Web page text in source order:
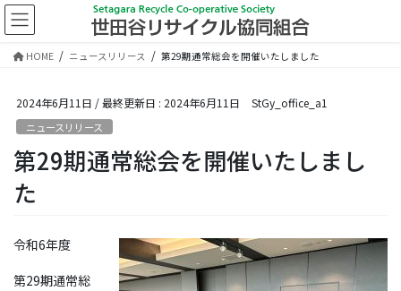
コ
ン
ナ
ビ
HOME ニュースリリース 第29期通常総会を開催いたしました
2024年6月11日 / 最終更新日 : 2024年6月11日 StGy_office_a1
ニュースリリース
第29期通常総会を開催いたしまし
た
令和6年度
第29期通常総